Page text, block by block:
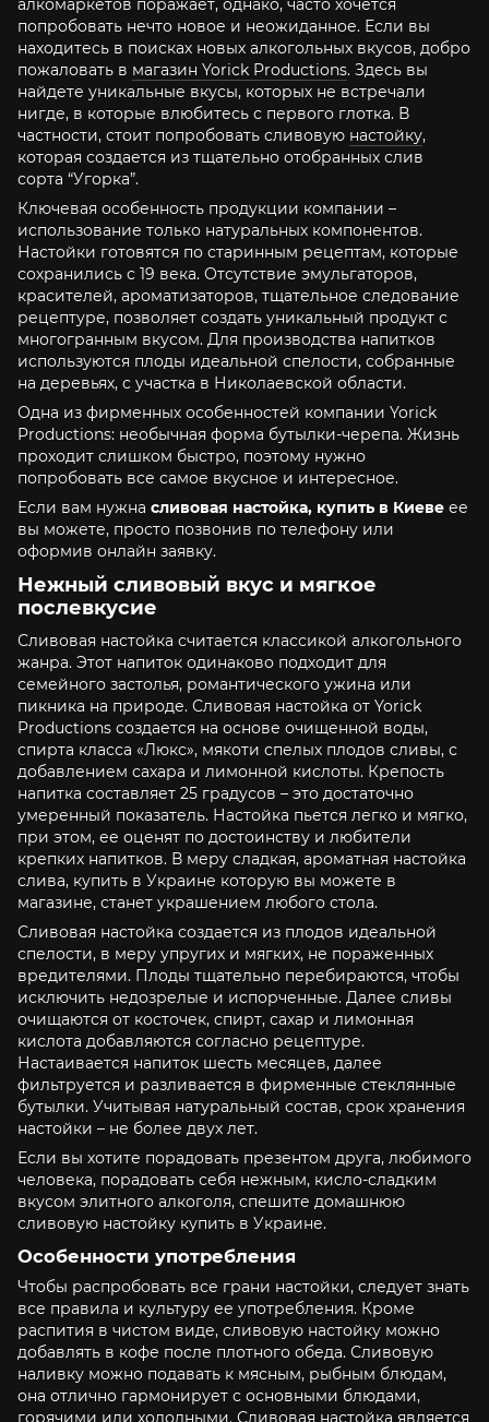
алкомаркетов поражает, однако, часто хочется
попробовать нечто новое и неожиданное. Если вы
находитесь в поисках новых алкогольных вкусов, добро
пожаловать в магазин Yorick Productions. Здесь вы
найдете уникальные вкусы, которых не встречали
нигде, в которые влюбитесь с первого глотка. В
частности, стоит попробовать сливовую настойку,
которая создается из тщательно отобранных слив
сорта “Угорка”.
Ключевая особенность продукции компании –
использование только натуральных компонентов.
Настойки готовятся по старинным рецептам, которые
сохранились с 19 века. Отсутствие эмульгаторов,
красителей, ароматизаторов, тщательное следование
рецептуре, позволяет создать уникальный продукт с
многогранным вкусом. Для производства напитков
используются плоды идеальной спелости, собранные
на деревьях, с участка в Николаевской области.
Одна из фирменных особенностей компании Yorick
Productions: необычная форма бутылки-черепа. Жизнь
проходит слишком быстро, поэтому нужно
попробовать все самое вкусное и интересное.
Если вам нужна сливовая настойка, купить в Киеве ее
вы можете, просто позвонив по телефону или
оформив онлайн заявку.
Нежный сливовый вкус и мягкое
послевкусие
Сливовая настойка считается классикой алкогольного
жанра. Этот напиток одинаково подходит для
семейного застолья, романтического ужина или
пикника на природе. Сливовая настойка от Yorick
Productions создается на основе очищенной воды,
спирта класса «Люкс», мякоти спелых плодов сливы, с
добавлением сахара и лимонной кислоты. Крепость
напитка составляет 25 градусов – это достаточно
умеренный показатель. Настойка пьется легко и мягко,
при этом, ее оценят по достоинству и любители
крепких напитков. В меру сладкая, ароматная настойка
слива, купить в Украине которую вы можете в
магазине, станет украшением любого стола.
Сливовая настойка создается из плодов идеальной
спелости, в меру упругих и мягких, не пораженных
вредителями. Плоды тщательно перебираются, чтобы
исключить недозрелые и испорченные. Далее сливы
очищаются от косточек, спирт, сахар и лимонная
кислота добавляются согласно рецептуре.
Настаивается напиток шесть месяцев, далее
фильтруется и разливается в фирменные стеклянные
бутылки. Учитывая натуральный состав, срок хранения
настойки – не более двух лет.
Если вы хотите порадовать презентом друга, любимого
человека, порадовать себя нежным, кисло-сладким
вкусом элитного алкоголя, спешите домашнюю
сливовую настойку купить в Украине.
Особенности употребления
Чтобы распробовать все грани настойки, следует знать
все правила и культуру ее употребления. Кроме
распития в чистом виде, сливовую настойку можно
добавлять в кофе после плотного обеда. Сливовую
наливку можно подавать к мясным, рыбным блюдам,
она отлично гармонирует с основными блюдами,
горячими или холодными. Сливовая настойка является